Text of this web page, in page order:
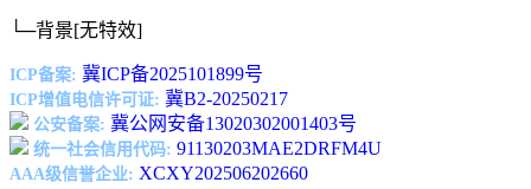
└─背景[无特效]
ICP备案: 冀ICP备2025101899号
ICP增值电信许可证: 冀B2-20250217
公安备案: 冀公网安备13020302001403号
统一社会信用代码: 91130203MAE2DRFM4U
AAA级信誉企业: XCXY202506202660